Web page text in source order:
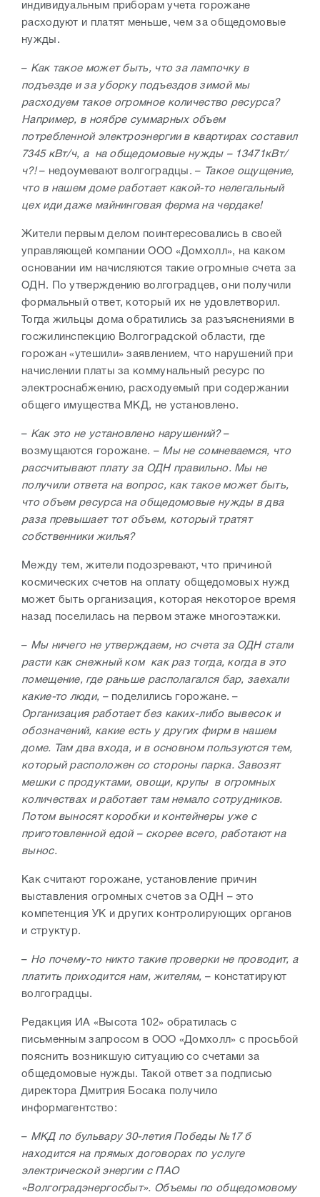
индивидуальным приборам учета горожане
расходуют и платят меньше, чем за общедомовые
нужды.
– Как такое может быть, что за лампочку в
подъезде и за уборку подъездов зимой мы
расходуем такое огромное количество ресурса?
Например, в ноябре суммарных объем
потребленной электроэнергии в квартирах составил
7345 кВт/ч, а на общедомовые нужды – 13471кВт/
ч?!– недоумевают волгоградцы. – Такое ощущение,
что в нашем доме работает какой-то нелегальный
цех иди даже майнинговая ферма на чердаке!
Жители первым делом поинтересовались в своей
управляющей компании ООО «Домхолл», на каком
основании им начисляются такие огромные счета за
ОДН. По утверждению волгоградцев, они получили
формальный ответ, который их не удовлетворил.
Тогда жильцы дома обратились за разъяснениями в
госжилинспекцию Волгоградской области, где
горожан «утешили» заявлением, что нарушений при
начислении платы за коммунальный ресурс по
электроснабжению, расходуемый при содержании
общего имущества МКД, не установлено.
– Как это не установлено нарушений?–
возмущаются горожане. – Мы не сомневаемся, что
рассчитывают плату за ОДН правильно. Мы не
получили ответа на вопрос, как такое может быть,
что объем ресурса на общедомовые нужды в два
раза превышает тот объем, который тратят
собственники жилья?
Между тем, жители подозревают, что причиной
космических счетов на оплату общедомовых нужд
может быть организация, которая некоторое время
назад поселилась на первом этаже многоэтажки.
– Мы ничего не утверждаем, но счета за ОДН стали
расти как снежный ком как раз тогда, когда в это
помещение, где раньше располагался бар, заехали
какие-то люди, – поделились горожане. –
Организация работает без каких-либо вывесок и
обозначений, какие есть у других фирм в нашем
доме. Там два входа, и в основном пользуются тем,
который расположен со стороны парка. Завозят
мешки с продуктами, овощи, крупы в огромных
количествах и работает там немало сотрудников.
Потом выносят коробки и контейнеры уже с
приготовленной едой – скорее всего, работают на
вынос.
Как считают горожане, установление причин
выставления огромных счетов за ОДН – это
компетенция УК и других контролирующих органов
и структур.
– Но почему-то никто такие проверки не проводит, а
платить приходится нам, жителям, – констатируют
волгоградцы.
Редакция ИА «Высота 102» обратилась с
письменным запросом в ООО «Домхолл» с просьбой
пояснить возникшую ситуацию со счетами за
общедомовые нужды. Такой ответ за подписью
директора Дмитрия Босака получило
информагентство:
– МКД по бульвару 30-летия Победы №17 б
находится на прямых договорах по услуге
электрической энергии с ПАО
«Волгоградэнергосбыт». Объемы по общедомовому